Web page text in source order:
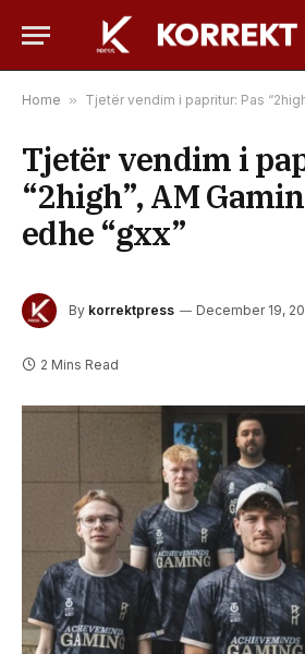
Home » Tjetër vendim i papritur: Pas “2high”, AM
Tjetër vendim i
“2high”, AM
edhe “gxx”
By korrektpress December 19,
2 Mins Read